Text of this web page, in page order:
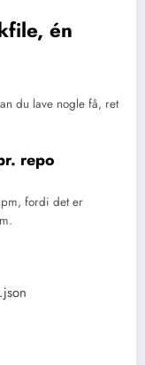
én
du lave nogle få, ret
repo
fordi det er